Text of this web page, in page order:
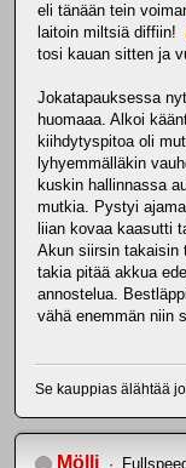
eli tänään tein
laitoin miltsiä diffiin!
tosi kauan sitten ja
Jokatapauksessa
huomaaa. Alkoi
kiihdytyspitoa oli
lyhyemmälläkin
kuskin hallinnassa
mutkia. Pystyi
liian kovaa kaasutti
Akun siirsin takaisin
takia pitää akkua
annostelua.
vähä enemmän niin
Se kauppias älähtää
Mölli